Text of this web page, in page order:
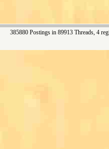
385880 Postings in 89913 Threads, 4